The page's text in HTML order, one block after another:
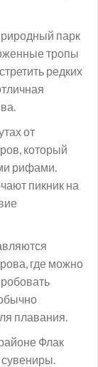
парк
тропы
редких
от
который
рифами.
пикник на
где можно
плавания.
Флак